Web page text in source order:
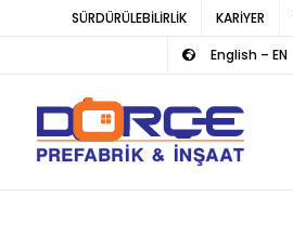
SÜRDÜRÜLEBİLİRLİK KARİYER
English – EN